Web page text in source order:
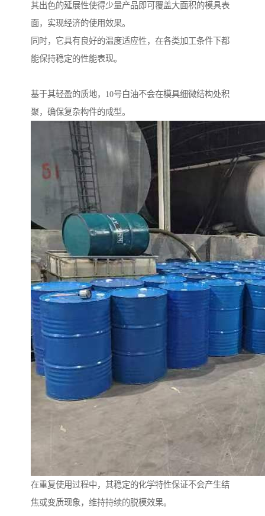
其出色的延展性使得少量产品即可覆盖大面积的模具表
面，实现经济的使用效果。
同时，它具有良好的温度适应性，在各类加工条件下都
能保持稳定的性能表现。
基于其轻盈的质地，10号白油不会在模具细微结构处积
聚，确保复杂构件的成型。
在重复使用过程中，其稳定的化学特性保证不会产生结
焦或变质现象，维持持续的脱模效果。